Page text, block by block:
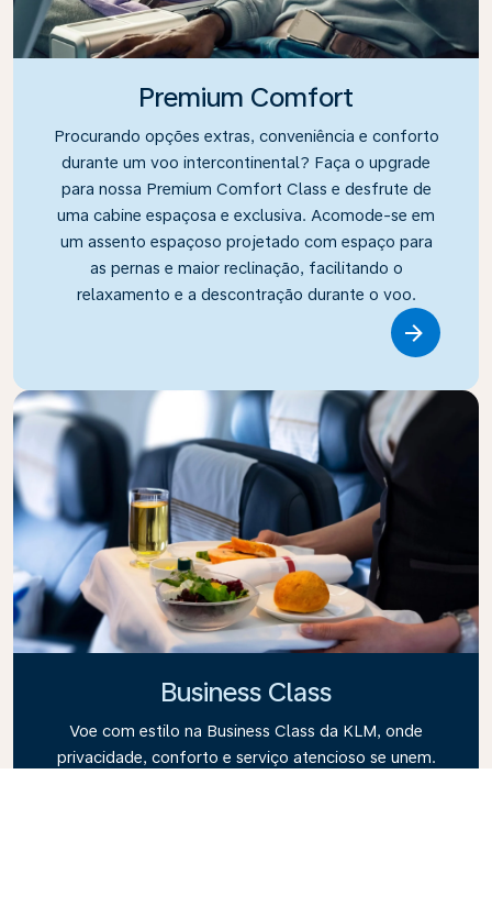
Premium Comfort
Procurando opções extras, conveniência e conforto
durante um voo intercontinental? Faça o upgrade
para nossa Premium Comfort Class e desfrute de
uma cabine espaçosa e exclusiva. Acomode-se em
um assento espaçoso projetado com espaço para
as pernas e maior reclinação, facilitando o
relaxamento e a descontração durante o voo.
Business Class
Voe com estilo na Business Class da KLM, onde
privacidade, conforto e serviço atencioso se unem.